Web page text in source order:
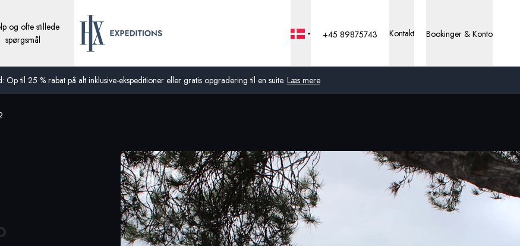
Op til 25 % rabat på alt inklusive-ekspeditioner eller gratis opgradering til en suite. Læs mere
og ofte stillede
spørgsmål
Tyskland
+45 89875743 Kontakt Bookinger & Konto